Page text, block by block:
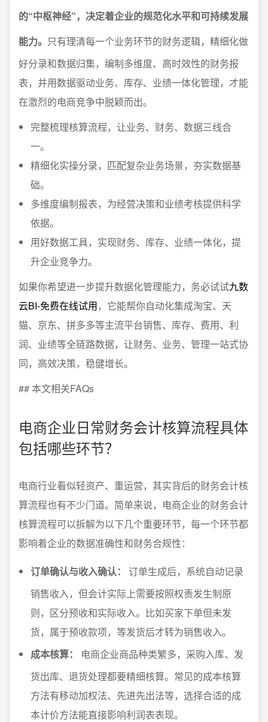
的“中枢神经”，决定着企业的规范化水平和可持续发展
能力。 只有理清每一个业务环节的财务逻辑，精细化做
好分录和数据归集，编制多维度、高时效性的财务报
表，并用数据驱动业务、库存、业绩一体化管理，才能
在激烈的电商竞争中脱颖而出。
完整梳理核算流程，让业务、财务、数据三线合
一。
精细化实操分录，匹配复杂业务场景，夯实数据基
础。
多维度编制报表，为经营决策和业绩考核提供科学
依据。
用好数据工具，实现财务、库存、业绩一体化，提
升企业竞争力。
如果你希望进一步提升数据化管理能力，务必试试九数
云BI-免费在线试用，它能帮你自动化集成淘宝、天
猫、京东、拼多多等主流平台销售、库存、费用、利
润、业绩等全链路数据，让财务、业务、管理一站式协
同，高效决策，稳健增长。
## 本文相关FAQs
电商企业日常财务会计核算流程具体
包括哪些环节？
电商行业看似轻资产、重运营，其实背后的财务会计核
算流程也有不少门道。简单来说，电商企业的财务会计
核算流程可以拆解为以下几个重要环节，每一个环节都
影响着企业的数据准确性和财务合规性：
订单确认与收入确认：
订单生成后，系统自动记录
销售收入，但会计实际上需要按照权责发生制原
则，区分预收和实际收入。比如买家下单但未发
货，属于预收款项，等发货后才转为销售收入。
成本核算：
电商企业商品种类繁多，采购入库、发
货出库、退货处理都要精细核算。常见的成本核算
方法有移动加权法、先进先出法等，选择合适的成
本计价方法能直接影响利润表表现。